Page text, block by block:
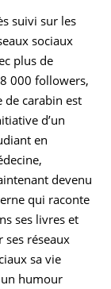
suivi sur les
sociaux
plus de
000 followers,
de carabin est
d’un
en
devenu
qui raconte
ses livres et
ses réseaux
sa vie
un humour